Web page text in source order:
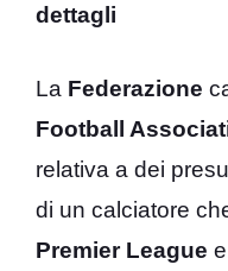
dettagli
La Federazione
Football
relativa a dei
di un calciatore
Premier League